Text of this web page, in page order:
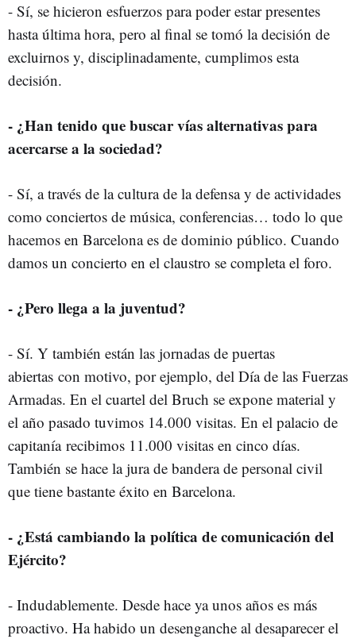
- Sí, se hicieron esfuerzos para poder estar presentes
hasta última hora, pero al final se tomó la decisión de
excluirnos y, disciplinadamente, cumplimos esta
decisión.
- ¿Han tenido que buscar vías alternativas para
acercarse a la sociedad?
- Sí, a través de la cultura de la defensa y de actividades
como conciertos de música, conferencias… todo lo que
hacemos en Barcelona es de dominio público. Cuando
damos un concierto en el claustro se completa el foro.
- ¿Pero llega a la juventud?
- Sí. Y también están las jornadas de puertas
abiertas con motivo, por ejemplo, del Día de las Fuerzas
Armadas. En el cuartel del Bruch se expone material y
el año pasado tuvimos 14.000 visitas. En el palacio de
capitanía recibimos 11.000 visitas en cinco días.
También se hace la jura de bandera de personal civil
que tiene bastante éxito en Barcelona.
- ¿Está cambiando la política de comunicación del
Ejército?
- Indudablemente. Desde hace ya unos años es más
proactivo. Ha habido un desenganche al desaparecer el